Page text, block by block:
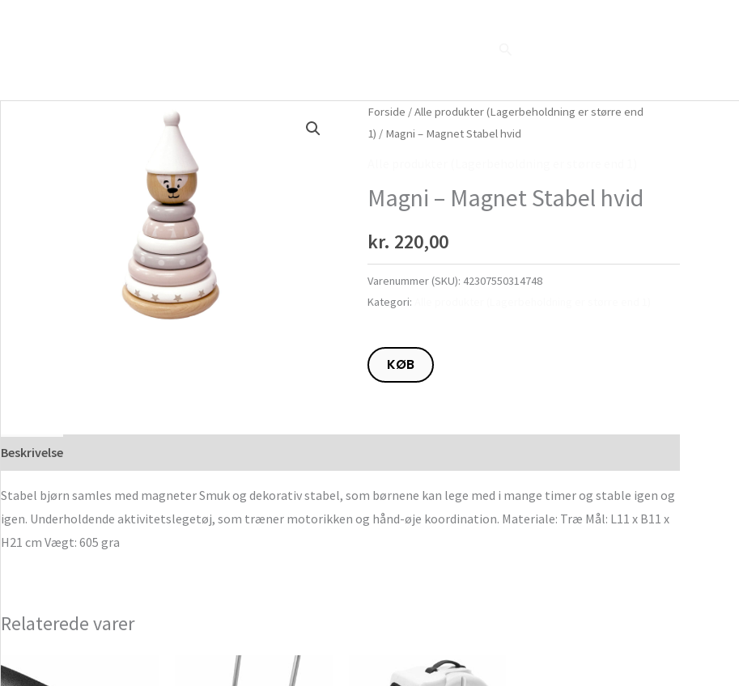
Forside /Alle produkter (Lagerbeholdning er større end
1) / Magni – Magnet Stabel hvid
Magni – Magnet Stabel hvid
kr. 220,00
Varenummer (SKU): 42307550314748
Kategori:
KØB
Beskrivelse
Stabel bjørn samles med magneter Smuk og dekorativ stabel, som børnene kan lege med i mange timer og stable igen og
igen. Underholdende aktivitetslegetøj, som træner motorikken og hånd-øje koordination. Materiale: Træ Mål: L11 x B11 x
H21 cm Vægt: 605 gra
Relaterede varer